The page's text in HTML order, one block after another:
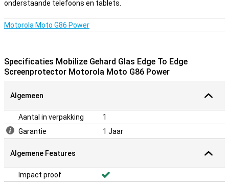
onderstaande telefoons en tablets.
Motorola Moto G86 Power
Specificaties Mobilize Gehard Glas Edge To Edge
Screenprotector Motorola Moto G86 Power
Algemeen
Aantal in verpakking
1
Garantie
1 Jaar
Algemene Features
Impact proof